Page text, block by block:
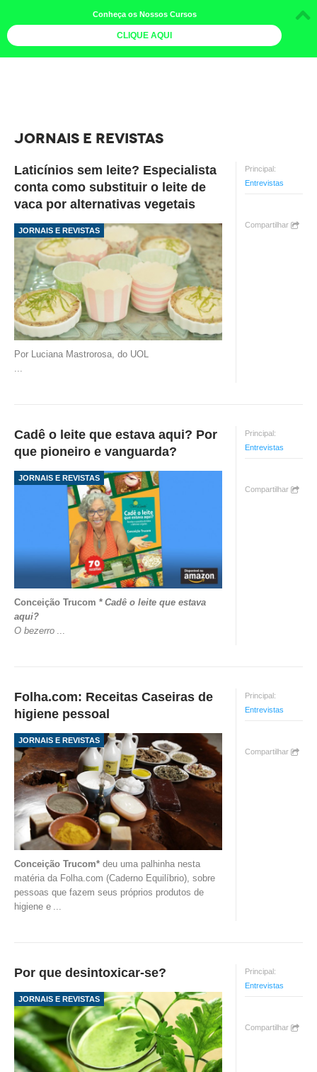
MAIS
QUEM SOMOS
BOLETINS
GALERIA DE FOTOS
PÓS-OFICINAS
COLABORADORES
TV DE BEM COM A NATUREZA
JORNAIS E REVISTAS
Laticínios sem leite? Especialista
conta como substituir o leite de
vaca por alternativas vegetais
JORNAIS E REVISTAS
Por Luciana Mastrorosa, do UOL
...
Principal:
Entrevistas
Compartilhar
Cadê o leite que estava aqui? Por
que pioneiro e vanguarda?
JORNAIS E REVISTAS
Conceição Trucom * Cadê o leite que estava
aqui?
O bezerro
Principal:
Entrevistas
Compartilhar
Folha.com: Receitas Caseiras de
higiene pessoal
JORNAIS E REVISTAS
Conceição Trucom* deu uma palhinha nesta
matéria da Folha.com (Caderno Equilíbrio), sobre
pessoas que fazem seus próprios produtos de
higiene e ...
Principal:
Entrevistas
Compartilhar
Por que desintoxicar-se?
JORNAIS E REVISTAS
Principal:
Entrevistas
Compartilhar
Conheça os Nossos Cursos
CLIQUE AQUI